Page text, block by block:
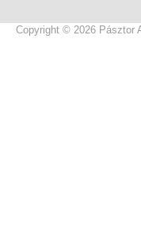
Copyright © 2026 Pásztor